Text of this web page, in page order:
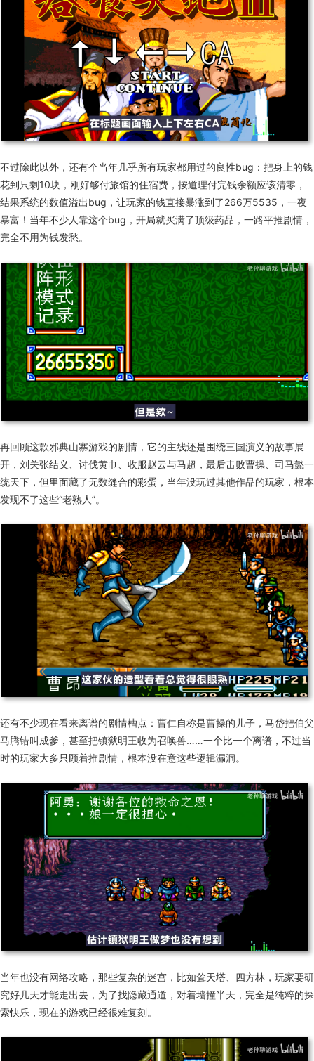
不过除此以外 ， 还有个当年几乎所有玩家都用过的良性bug：把身上的钱
花到只剩10块，刚好够付旅馆的住宿费，按道理付完钱余额应该清零，
结果系统的数值溢出bug，让玩家的钱直接暴涨到了266万5535，一夜
暴富 ！ 当年不少人靠这个bug，开局就买满了顶级药品，一路平推剧情，
完全不用为钱发愁。
再回顾这款邪典山寨游戏的剧情， 它的主线还是围绕三国演义的故事展
开，刘关张结义、讨伐黄巾、收服赵云与马超，最后击败曹操、司马懿一
统天下，但里面藏了无数缝合的彩蛋，当年没玩过其他作品的玩家，根本
发现不了这些“老熟人”。
还有不少现在看来离谱的剧情槽点：曹仁自称是曹操的儿子，马岱把伯父
马腾错叫成爹，甚至把镇狱明王收为召唤兽……一个比一个离谱，不过当
时的玩家大多只顾着推剧情，根本没在意这些逻辑漏洞。
当年也没有网络攻略，那些复杂的迷宫，比如耸天塔、四方林，玩家要研
究好几天才能走出去，为了找隐藏通道，对着墙撞半天， 完全是纯粹的探
索快乐，现在的游戏已经很难复刻。